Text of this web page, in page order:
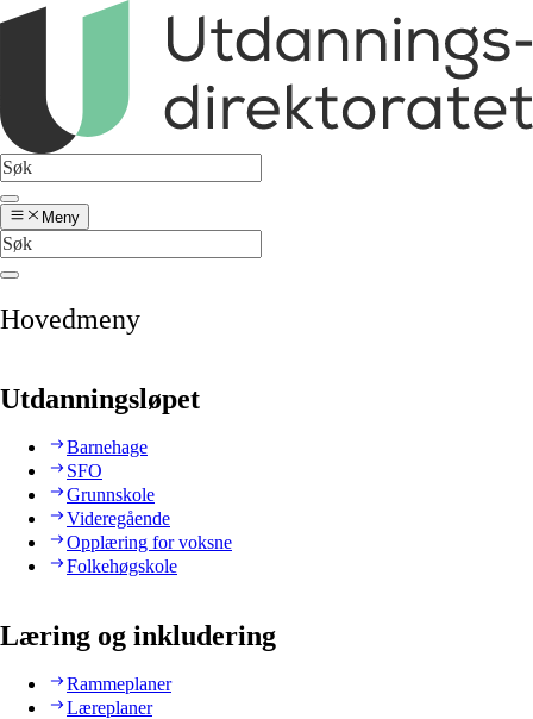
Meny
Hovedmeny
Utdanningsløpet
Barnehage
SFO
Grunnskole
Videregående
Opplæring for voksne
Folkehøgskole
Læring og inkludering
Rammeplaner
Læreplaner